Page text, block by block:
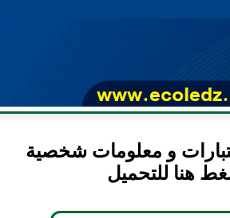
و معلومات شخصية
هنا للتحميل